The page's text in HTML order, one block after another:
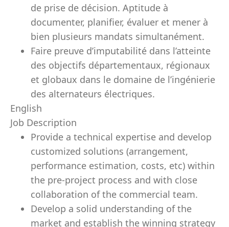
de prise de décision. Aptitude à
documenter, planifier, évaluer et mener à
bien plusieurs mandats simultanément.
Faire preuve d’imputabilité dans l’atteinte
des objectifs départementaux, régionaux
et globaux dans le domaine de l’ingénierie
des alternateurs électriques.
English
Job Description
Provide a technical expertise and develop
customized solutions (arrangement,
performance estimation, costs, etc) within
the pre-project process and with close
collaboration of the commercial team.
Develop a solid understanding of the
market and establish the winning strategy